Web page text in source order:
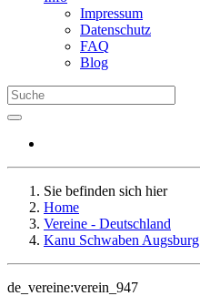
Impressum
Datenschutz
FAQ
Blog
Sie befinden sich hier
Home
Vereine - Deutschland
Kanu Schwaben Augsburg
de_vereine:verein_947